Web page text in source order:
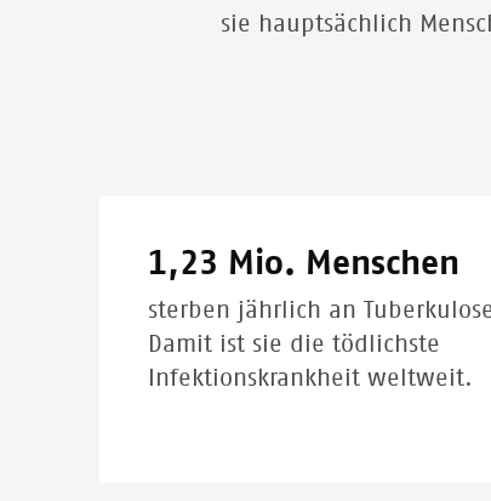
sie hauptsächlich
1,23 Mio. Menschen
sterben jährlich an
Damit ist sie die tödlichste
Infektionskrankheit weltweit.